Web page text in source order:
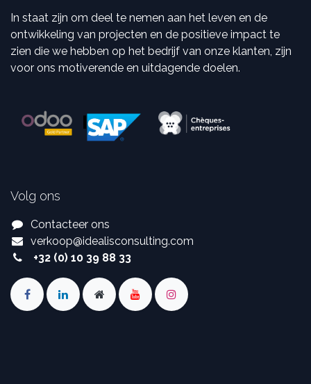
In staat zijn om deel te nemen aan het leven en de
ontwikkeling van projecten en de positieve impact te
zien die we hebben op het bedrijf van onze klanten, zijn
voor ons motiverende en uitdagende doelen.
Volg ons
Contacteer ons
verkoop@idealisconsulting.com
+32 (0) 10 39 88 33